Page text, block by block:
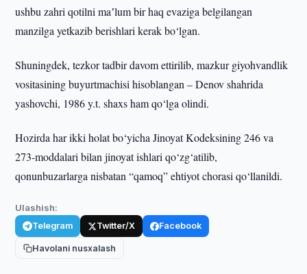
ushbu zahri qotilni maʼlum bir haq evaziga belgilangan
manzilga yetkazib berishlari kerak bo‘lgan.
Shuningdek, tezkor tadbir davom ettirilib, mazkur giyohvandlik
vositasining buyurtmachisi hisoblangan – Denov shahrida
yashovchi, 1986 y.t. shaxs ham qo‘lga olindi.
Hozirda har ikki holat bo‘yicha Jinoyat Kodeksining 246 va
273-moddalari bilan jinoyat ishlari qo‘zg‘atilib,
qonunbuzarlarga nisbatan “qamoq” ehtiyot chorasi qo‘llanildi.
Ulashish:
Telegram Twitter/X Facebook
Havolani nusxalash